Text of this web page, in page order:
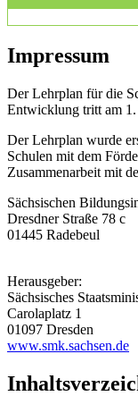
Impressum
Der Lehrplan für die
Entwicklung tritt am
Der Lehrplan wurde
Schulen mit dem
Zusammenarbeit mit
Sächsischen
Dresdner Straße 78 c
01445 Radebeul
Herausgeber:
Sächsisches
Carolaplatz 1
01097 Dresden
www.smk.sachsen.de